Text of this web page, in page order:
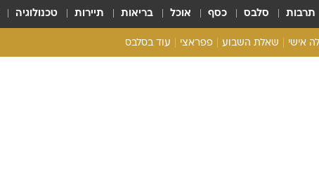
תרבות סלבס כסף אוכל בריאות תיירות טכנולוגיה
אישי שאלת השבוע פפראצי עוד בסלבס